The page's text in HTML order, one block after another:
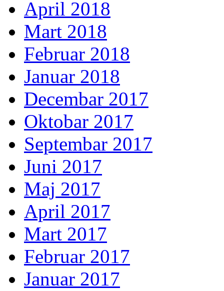
April 2018
Mart 2018
Februar 2018
Januar 2018
Decembar 2017
Oktobar 2017
Septembar 2017
Juni 2017
Maj 2017
April 2017
Mart 2017
Februar 2017
Januar 2017